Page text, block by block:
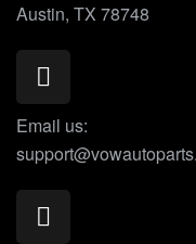
Austin, TX 78748
Email us: